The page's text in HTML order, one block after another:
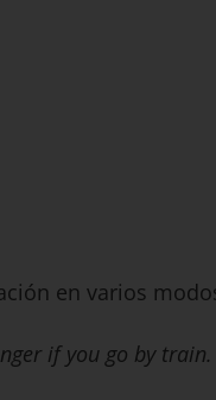
en varios
if you go by train.